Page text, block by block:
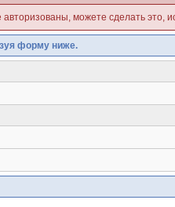
можете сделать это,
форму ниже.